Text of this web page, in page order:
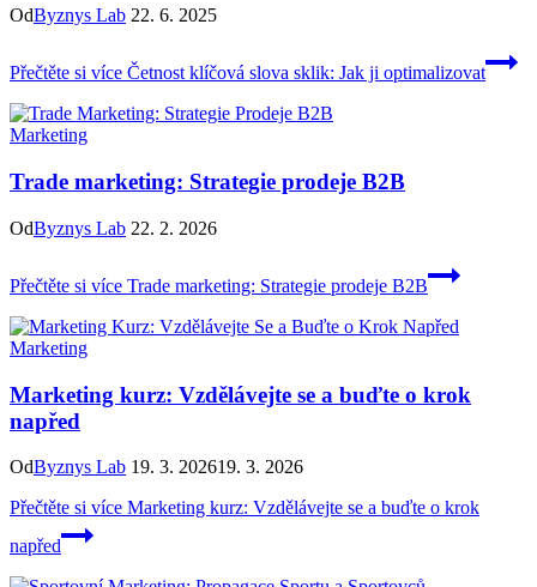
OdByznys Lab 22. 6. 2025
Přečtěte si více Četnost klíčová slova sklik: Jak ji optimalizovat
Marketing
Trade marketing: Strategie prodeje B2B
OdByznys Lab 22. 2. 2026
Přečtěte si více Trade marketing: Strategie prodeje B2B
Marketing
Marketing kurz: Vzdělávejte se a buďte o krok
napřed
OdByznys Lab 19. 3. 202619. 3. 2026
Přečtěte si více Marketing kurz: Vzdělávejte se a buďte o krok
napřed